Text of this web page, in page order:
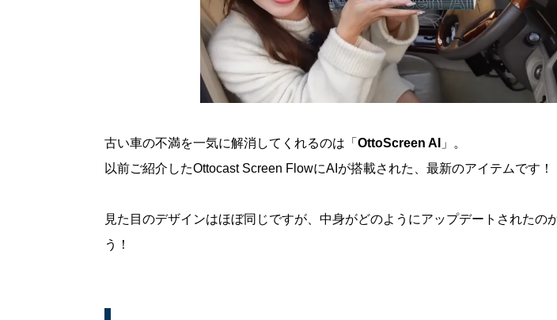
古い車の不満を一気に解消してくれるのは「 OttoScreen AI 」。
以前ご紹介したOttocast Screen FlowにAIが搭載された、最新のアイテムです！
見た目のデザインはほぼ同じですが、中身がどのようにアップデートされたの
う！